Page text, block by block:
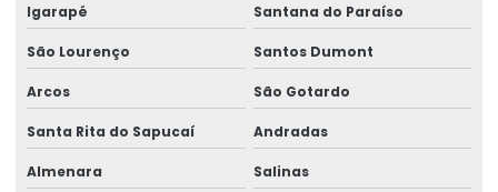
Igarapé Santana do Paraíso
São Lourenço Santos Dumont
Arcos São Gotardo
Santa Rita do Sapucaí Andradas
Almenara Salinas